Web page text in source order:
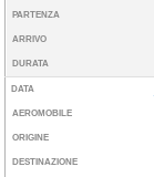
PARTENZA
ARRIVO
DURATA
DATA
AEROMOBILE
ORIGINE
DESTINAZIONE